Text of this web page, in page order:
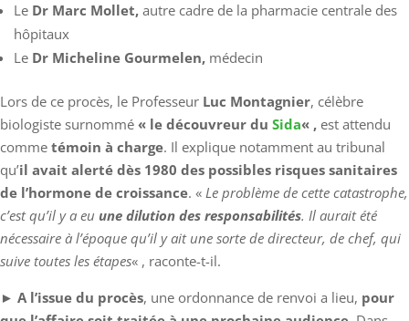
Le Dr Marc Mollet, autre cadre de la pharmacie centrale des
hôpitaux
Le Dr Micheline Gourmelen, médecin
Lors de ce procès, le Professeur Luc Montagnier, célèbre
biologiste surnommé « le découvreur du Sida« , est attendu
comme témoin à charge. Il explique notamment au tribunal
qu’il avait alerté dès 1980 des possibles risques sanitaires
de l’hormone de croissance. « Le problème de cette catastrophe,
c’est qu’il y a eu une dilution des responsabilités. Il aurait été
nécessaire à l’époque qu’il y ait une sorte de directeur, de chef, qui
suive toutes les étapes« , raconte-t-il.
► A l’issue du procès, une ordonnance de renvoi a lieu, pour